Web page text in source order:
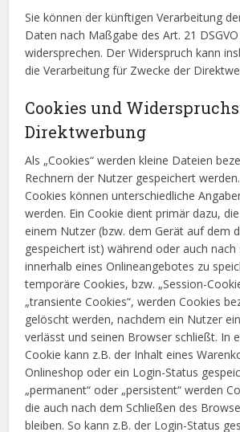
Sie können der künftigen Verarbeitung
Daten nach Maßgabe des Art. 21
widersprechen. Der Widerspruch kann
die Verarbeitung für Zwecke der
Cookies und
Direktwerbung
Als „Cookies“ werden kleine Dateien
Rechnern der Nutzer gespeichert
Cookies können unterschiedliche
werden. Ein Cookie dient primär dazu,
einem Nutzer (bzw. dem Gerät auf dem
gespeichert ist) während oder auch nach
innerhalb eines Onlineangebotes zu
temporäre Cookies, bzw. „Session-
„transiente Cookies“, werden Cookies
gelöscht werden, nachdem ein Nutzer
verlässt und seinen Browser schließt. In
Cookie kann z.B. der Inhalt eines
Onlineshop oder ein Login-Status
„permanent“ oder „persistent“ werden
die auch nach dem Schließen des
bleiben. So kann z.B. der Login-Status